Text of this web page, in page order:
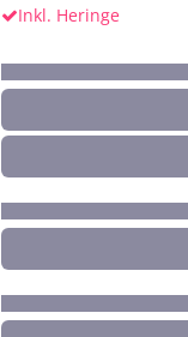
Inkl. Heringe